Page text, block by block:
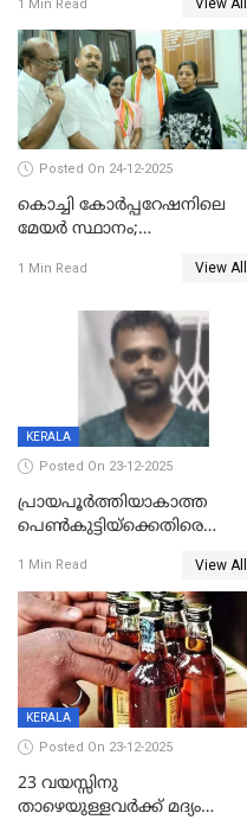
കൊച്ചുമകനും സുഹൃത്തും
അറസ്റ്റിൽ
1 Min Read View All
Posted On 24-12-2025
കൊച്ചി കോര്‍പ്പറേഷനിലെ
മേയര്‍ സ്ഥാനം;
രൂക്ഷം
1 Min Read View All
KERALA
Posted On 23-12-2025
പ്രായപൂർത്തിയാകാത്ത
പെൺകുട്ടിയ്ക്കെതിരെ
59 വർഷം തടവും 90,൦൦൦ രൂപ
പിഴയും ശിക്ഷ
1 Min Read View All
KERALA
Posted On 23-12-2025
23 വയസ്സിനു
താഴെയുള്ളവർക്ക് മദ്യം